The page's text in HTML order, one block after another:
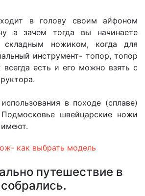
в голову своим айфоном
а зачем тогда вы начинаете
складным ножиком, когда для
инструмент- топор, топор
есть и его можно взять с
в походе (сплаве)
швейцарские ножи
как выбрать модель
путешествие в